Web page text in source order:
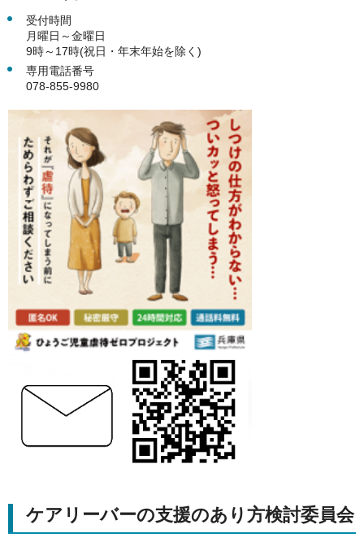
受付時間
月曜日～金曜日
9時～17時(祝日・年末年始を除く)
専用電話番号
078-855-9980
ケアリーバーの支援のあり方検討委員会